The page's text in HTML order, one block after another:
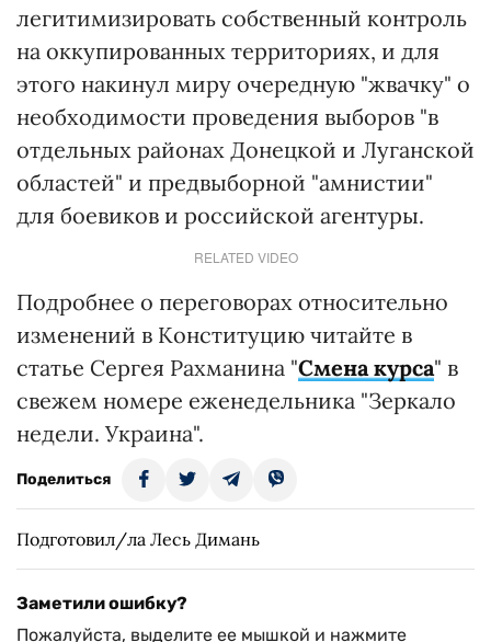
легитимизировать собственный контроль
на оккупированных территориях, и для
этого накинул миру очередную "жвачку" о
необходимости проведения выборов "в
отдельных районах Донецкой и Луганской
областей" и предвыборной "амнистии"
для боевиков и российской агентуры.
RELATED VIDEO
Подробнее о переговорах относительно
изменений в Конституцию читайте в
статье Сергея Рахманина "Смена курса" в
свежем номере еженедельника "Зеркало
недели. Украина".
Поделиться
Подготовил/ла Лесь Димань
Заметили ошибку?
Пожалуйста, выделите ее мышкой и нажмите